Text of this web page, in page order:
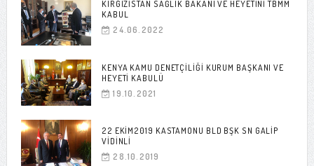
KIRGIZISTAN SAĞLIK BAKANI VE HEYETINI TBMM
KABUL
24.06.2022
KENYA KAMU DENETÇILIĞI KURUM BAŞKANI VE
HEYETI KABULÜ
19.10.2021
22 EKIM2019 KASTAMONU BLD BŞK SN GALIP
VIDINLI
28.10.2019